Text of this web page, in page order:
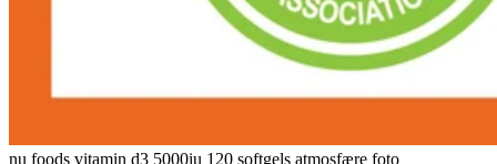
nu foods vitamin d3 5000iu 120 softgels atmosfære foto